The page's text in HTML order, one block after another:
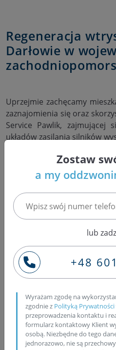
Regeneracja
Darłowie w
Uprzejmie zachęcamy
zaznajomienia się oraz
Service Pawlik, zajmującej
układów zasilania silników
prowadzi specjalistyczną
pracownicy regenerują
jak: Bosch, Delphi, Denso
wykonujemy naprawę
VAG: Volkswagen, Audi,
pompowtrysków pojazdów
PLD firmy Bosch.
Wszystkie wtryskiwacze
ultradźwiękowych, by
poszczególnych
pomocny okazuje się być
Wykrycie uszkodzeń w
że potrzebna jest jego
jest w trzeciej fazie
pompowtryskiwacz i
Zostaw
a my
lub
+48
Wyrażam zgodę na
zgodnie z Polityką Prywatności
przeprowadzenia kontaktu i
formularz kontaktowy Klient
osobą. Niezbędne do tego
jednorazowo, nie są